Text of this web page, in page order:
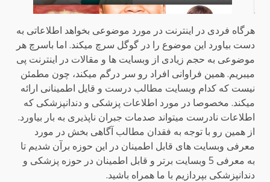
هرگاه فردی در اینترنت در مورد موضوعی بخواهد اطلاعاتی به
دست بیاورد این موضوع را در گوگل سرچ میکند. اما باسرچ هر
موضوعی به حجم زیادی از وبسایت ها و مقالات در اینترنت پی
میبریم. همین فراوانی افراد رو سر درگم میکند، چون مطمئن
نیست که کدام وبسایت مطالب درست و قایل اطمینانی ارائه
میکند. مخصوصا در مورد اطلاعات پزشکی و دندانپزشکی که
اطلاعات نادرست میتواند صدمات جبران ناپذیری به بار بیاورد.
از همین رو با توجه به فقدان مطالب آگاهی بخش در مورد
معرفی وبسایت های قابل اطمینان در این حوزه برآن شدیم تا
به معرفی 5 وبسایت برتر و قابل اطمینان در حوزه پزشکی و
دندانپزشکی بپردازیم با ما همراه باشید.